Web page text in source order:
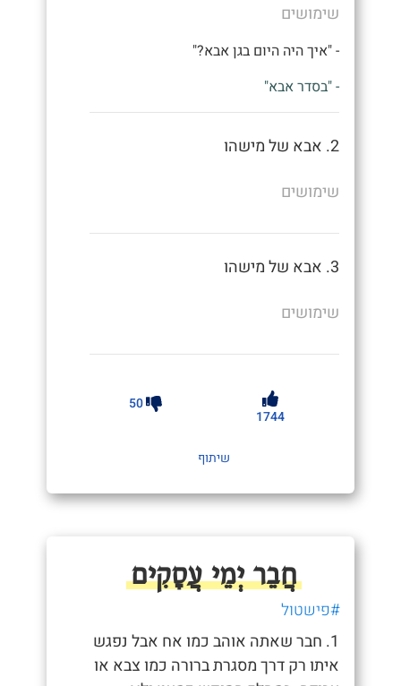
שימושים
- "איך היה היום בגן אבא?"
- "בסדר אבא"
2. אבא של מישהו
שימושים
3. אבא של מישהו
שימושים
1744
50
שיתוף
חֲבֵר יְמֵי עֲסָקִים
#פישטול
1. חבר שאתה אוהב כמו אח אבל נפגש
איתו רק דרך מסגרת ברורה כמו צבא או